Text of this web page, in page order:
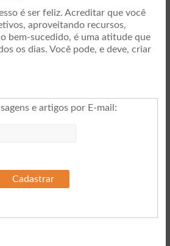
é ser feliz. Acreditar que você
aproveitando recursos,
bem-sucedido, é uma atitude que
os dias. Você pode, e deve, criar
e artigos por E-mail :